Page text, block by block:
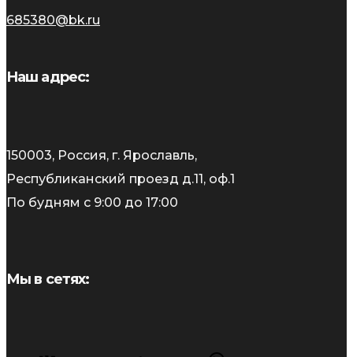
685380@bk.ru
Наш адрес:
150003, Россия, г. Ярославль,
Республиканский проезд д.11, оф.1
По будням с 9:00 до 17:00
Мы в сетях: